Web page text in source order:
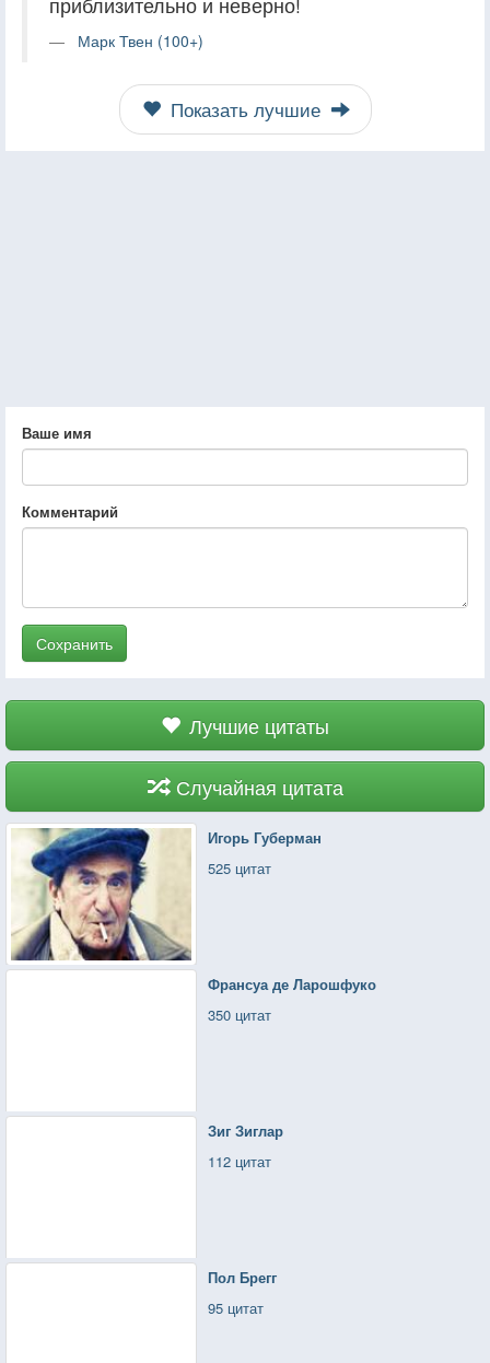
Марк Твен (100+)
Показать лучшие
Ваше имя
Комментарий
Сохранить
Лучшие цитаты
Случайная цитата
Игорь Губерман
525 цитат
Франсуа де Ларошфуко
350 цитат
Зиг Зиглар
112 цитат
Пол Брегг
95 цитат